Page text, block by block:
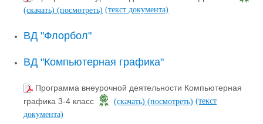
(скачать) (посмотреть) (текст документа)
ВД "Флорбол"
ВД "Компьютерная графика"
Программа внеурочной деятельности Компьютерная
графика 3-4 класс
(скачать) (посмотреть) (текст
документа)